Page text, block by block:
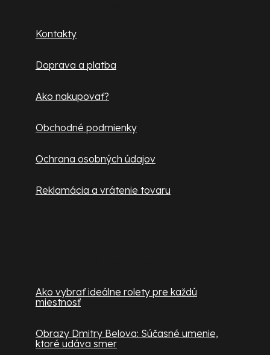
Kontakty
Doprava a platba
Ako nakupovať?
Obchodné podmienky
Ochrana osobných údajov
Reklamácia a vrátenie tovaru
Ako vybrať ideálne rolety pre každú
miestnosť
Obrazy Dmitry Belova: Súčasné umenie,
ktoré udáva smer